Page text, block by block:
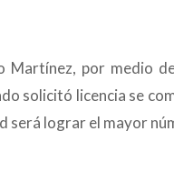
por medio
solicitó licencia se
lograr el mayor